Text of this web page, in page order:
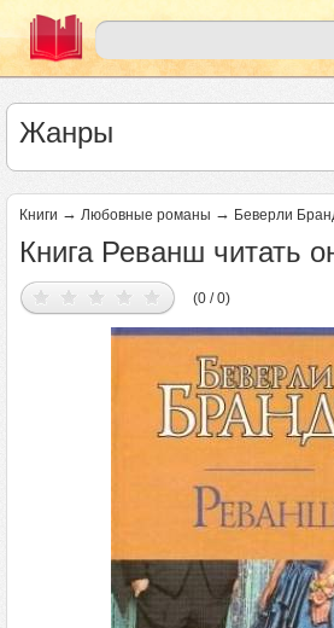
Жанры
Книги → Любовные романы → Беверли
Книга Реванш читать
(0 / 0)